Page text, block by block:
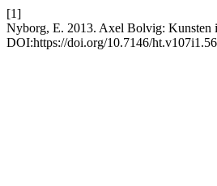
[1]
Nyborg, E. 2013. Axel Bolvig: Kunsten
DOI:https://doi.org/10.7146/